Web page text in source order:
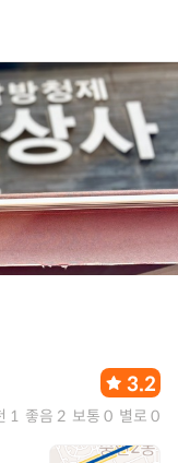
3.2
1 좋음 2 보통 0 별로 0